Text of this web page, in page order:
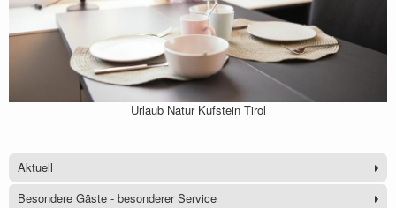
Urlaub Natur Kufstein Tirol
Aktuell
Besondere Gäste - besonderer Service